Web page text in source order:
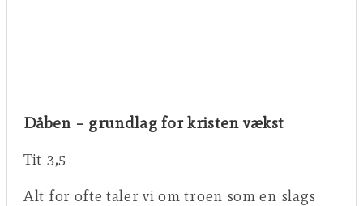
Dåben – grundlag for kristen vækst
Tit 3,5
Alt for ofte taler vi om troen som en slags